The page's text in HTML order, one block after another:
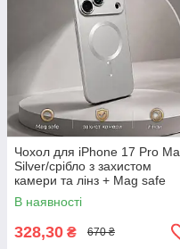
Чохол для iPhone 17 Pro
Silver/срібло з захистом
камери та лінз + Mag safe
В наявності
328,30 ₴ 670 ₴